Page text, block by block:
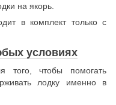
на якорь.
в комплект только с
условиях
того, чтобы помогать
лодку именно в